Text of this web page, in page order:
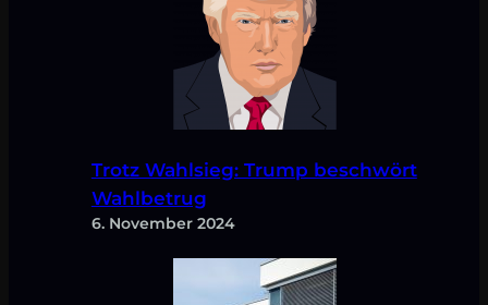
Trotz Wahlsieg: Trump beschwört
Wahlbetrug
6. November 2024